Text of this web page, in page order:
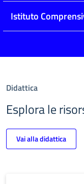
Istituto
Didattica
Esplora le
Vai alla didattica